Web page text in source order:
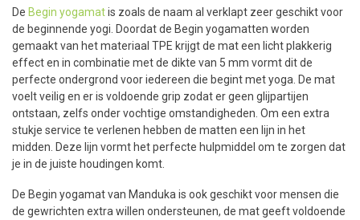
De Begin yogamatis zoals de naam al verklapt zeer geschikt voor
de beginnende yogi. Doordat de Begin yogamatten worden
gemaakt van het materiaal TPE krijgt de mat een licht plakkerig
effect en in combinatie met de dikte van 5 mm vormt dit de
perfecte ondergrond voor iedereen die begint met yoga. De mat
voelt veilig en er is voldoende grip zodat er geen glijpartijen
ontstaan, zelfs onder vochtige omstandigheden. Om een extra
stukje service te verlenen hebben de matten een lijn in het
midden. Deze lijn vormt het perfecte hulpmiddel om te zorgen dat
je in de juiste houdingen komt.
De Begin yogamat van Manduka is ook geschikt voor mensen die
de gewrichten extra willen ondersteunen, de mat geeft voldoende